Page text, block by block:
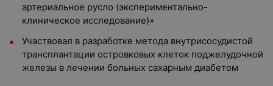
артериальное русло (экспериментально-
клиническое исследование)»
Участвовал в разработке метода внутрисосудистой
трансплантации островковых клеток поджелудочной
железы в лечении больных сахарным диабетом